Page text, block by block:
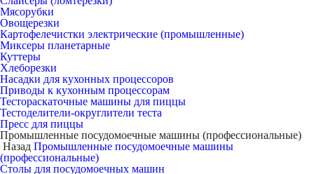
Мясорубки
Овощерезки
Картофелечистки электрические (промышленные)
Миксеры планетарные
Куттеры
Хлеборезки
Насадки для кухонных процессоров
Приводы к кухонным процессорам
Тестораскаточные машины для пиццы
Тестоделители-округлители теста
Пресс для пиццы
Промышленные посудомоечные машины (профессиональные)
Назад Промышленные посудомоечные машины
(профессиональные)
Столы для посудомоечных машин